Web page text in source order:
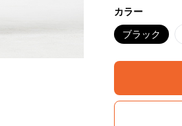
カラー
ブラック